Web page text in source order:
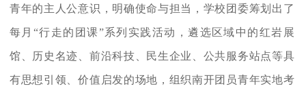
青年的主人公意识，明确使命与担当，学校团委筹划出了
每月“行走的团课”系列实践活动，遴选区域中的红岩展
馆、历史名迹、前沿科技、民生企业、公共服务站点等具
有思想引领、价值启发的场地，组织南开团员青年实地考